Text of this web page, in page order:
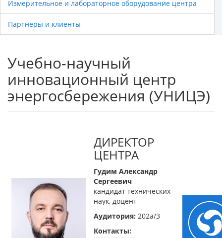
Измерительное и лабораторное оборудование центра
Партнеры и клиенты
Учебно-научный
инновационный центр
энергосбережения (УНИЦЭ)
ДИРЕКТОР
ЦЕНТРА
Гудим Александр
Сергеевич
кандидат технических
наук, доцент
Аудитория: 202а/3
Контакты: